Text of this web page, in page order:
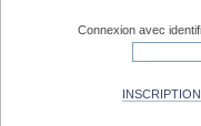
Connexion avec